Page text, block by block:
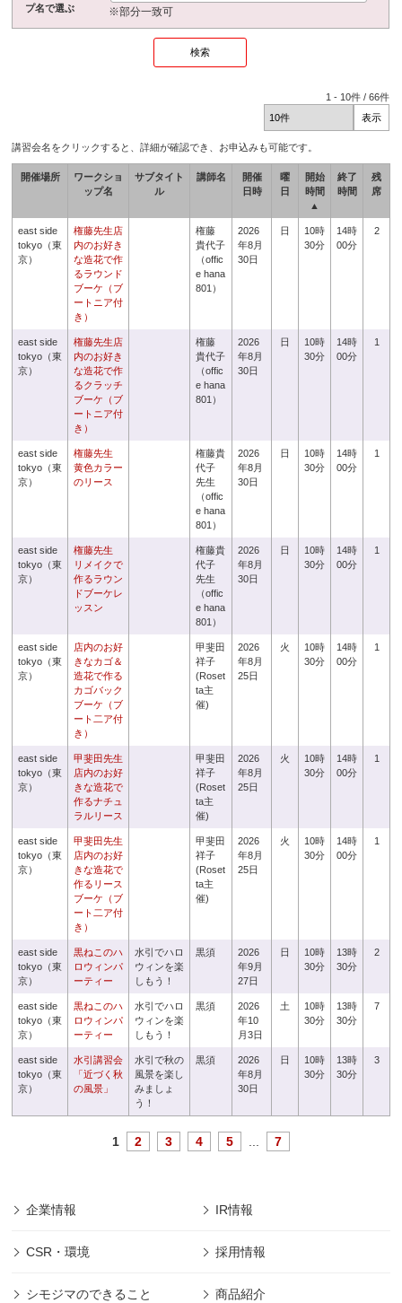
プ名で選ぶ
※部分一致可
1 - 10件 /66件
講習会名をクリックすると、詳細が確認でき、お申込みも可能です。
開催場所
ワークショ
ップ名
サブタイト
ル
講師名
開催
日時
曜
日
開始
時間
▲
終了
時間
残
席
east side
tokyo（東
京）
権藤先生店
内のお好き
な造花で作
るラウンド
ブーケ（ブ
ートニア付
き）
権藤
貴代子
（offic
e hana
801）
2026
年8月
30日
日
10時
30分
14時
00分
2
east side
tokyo（東
京）
権藤先生店
内のお好き
な造花で作
るクラッチ
ブーケ（ブ
ートニア付
き）
権藤
貴代子
（offic
e hana
801）
2026
年8月
30日
日
10時
30分
14時
00分
1
east side
tokyo（東
京）
権藤先生
黄色カラー
のリース
権藤貴
代子
先生
（offic
e hana
801）
2026
年8月
30日
日
10時
30分
14時
00分
1
east side
tokyo（東
京）
権藤先生
リメイクで
作るラウン
ドブーケレ
ッスン
権藤貴
代子
先生
（offic
e hana
801）
2026
年8月
30日
日
10時
30分
14時
00分
1
east side
tokyo（東
京）
店内のお好
きなカゴ＆
造花で作る
カゴバック
ブーケ（ブ
ート二ア付
き）
甲斐田
祥子
(Roset
ta主
催)
2026
年8月
25日
火
10時
30分
14時
00分
1
east side
tokyo（東
京）
甲斐田先生
店内のお好
きな造花で
作るナチュ
ラルリース
甲斐田
祥子
(Roset
ta主
催)
2026
年8月
25日
火
10時
30分
14時
00分
1
east side
tokyo（東
京）
甲斐田先生
店内のお好
きな造花で
作るリース
ブーケ（ブ
ート二ア付
き）
甲斐田
祥子
(Roset
ta主
催)
2026
年8月
25日
火
10時
30分
14時
00分
1
east side
tokyo（東
京）
黒ねこのハ
ロウィンパ
ーティー
水引でハロ
ウィンを楽
しもう！
黒須
2026
年9月
27日
日
10時
30分
13時
30分
2
east side
tokyo（東
京）
黒ねこのハ
ロウィンパ
ーティー
水引でハロ
ウィンを楽
しもう！
黒須
2026
年10
月3日
土
10時
30分
13時
30分
7
east side
tokyo（東
京）
水引講習会
「近づく秋
の風景」
水引で秋の
風景を楽し
みましょ
う！
黒須
2026
年8月
30日
日
10時
30分
13時
30分
3
1 2 3 4 5 7
企業情報 IR情報
CSR・環境 採用情報
シモジマのできること 商品紹介